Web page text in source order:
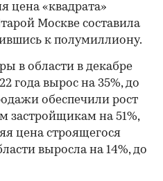
цена «квадрата»
Москве составила
к полумиллиону.
в области в декабре
года вырос на 35%, до
обеспечили рост
застройщикам на 51%,
цена строящегося
выросла на 14%, до